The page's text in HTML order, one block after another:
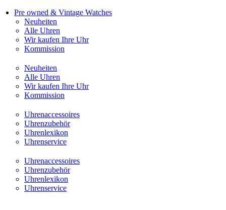
Pre owned & Vintage Watches
Neuheiten
Alle Uhren
Wir kaufen Ihre Uhr
Kommission
Neuheiten
Alle Uhren
Wir kaufen Ihre Uhr
Kommission
Uhrenaccessoires
Uhrenzubehör
Uhrenlexikon
Uhrenservice
Uhrenaccessoires
Uhrenzubehör
Uhrenlexikon
Uhrenservice